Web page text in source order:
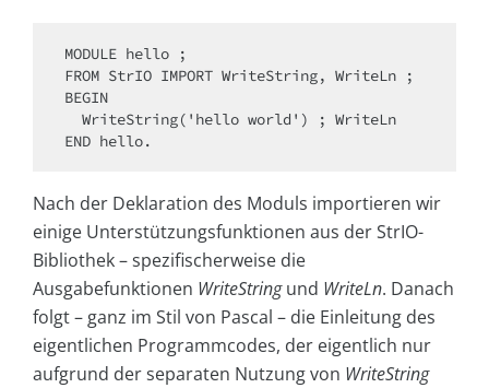
MODULE hello ;
FROM StrIO IMPORT WriteString, WriteLn ;
BEGIN
END hello.
Nach der Deklaration des Moduls importieren wir
einige Unterstützungsfunktionen aus der StrIO-
Bibliothek – spezifischerweise die
Ausgabefunktionen WriteStringund WriteLn. Danach
folgt – ganz im Stil von Pascal – die Einleitung des
eigentlichen Programmcodes, der eigentlich nur
aufgrund der separaten Nutzung von WriteString